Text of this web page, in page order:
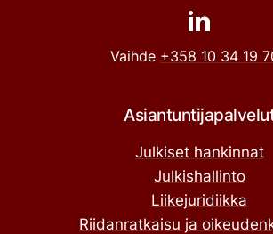
Vaihde +358 10 34 19
Julkiset hankinnat
Julkishallinto
Liikejuridiikka
Riidanratkaisu ja